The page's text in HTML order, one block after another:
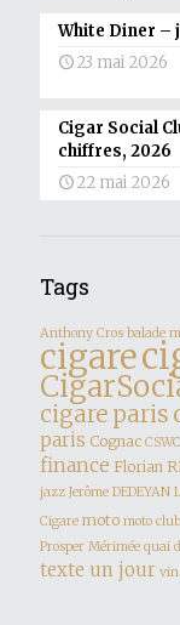
White Diner –
23 mai 2026
Cigar Social
chiffres, 2026
22 mai 2026
Tags
Anthony Cros balade
cigare
cigare paris
paris Cognac CSWC
finance Florian
jazz Jerôme DEDEYAN
Cigare moto moto club
Prosper Mérimée quai
texte un jour vin